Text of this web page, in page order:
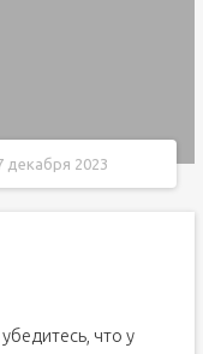
декабря 2023
что у